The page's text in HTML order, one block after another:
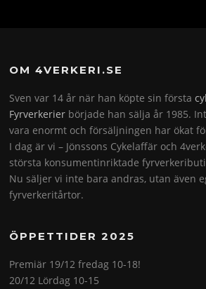
OM 4VERKERI.SE
Sven var 14 år när han köpte sin första
Fyrverkerier började han sälja år 1985.
vara enormt och försäljningen har ökat
I dag är vi – Jönssons Cykelaffär och
största konsumentinriktade
Nu säljer vi inte bara andras, utan även
fyrverkeritårtor.
ÖPPETTIDER 2025
Premiär 19/12 fredag 10-18!
20/12 Lördag 10-15